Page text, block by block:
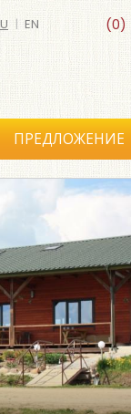
(0)
| EN
ПРЕДЛОЖЕНИЕ